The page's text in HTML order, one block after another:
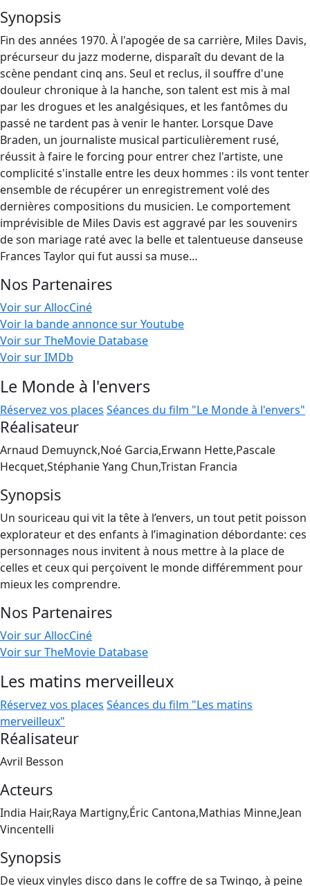
Synopsis
Fin des années 1970. À l'apogée de sa carrière, Miles Davis,
précurseur du jazz moderne, disparaît du devant de la
scène pendant cinq ans. Seul et reclus, il souffre d'une
douleur chronique à la hanche, son talent est mis à mal
par les drogues et les analgésiques, et les fantômes du
passé ne tardent pas à venir le hanter. Lorsque Dave
Braden, un journaliste musical particulièrement rusé,
réussit à faire le forcing pour entrer chez l'artiste, une
complicité s'installe entre les deux hommes : ils vont tenter
ensemble de récupérer un enregistrement volé des
dernières compositions du musicien. Le comportement
imprévisible de Miles Davis est aggravé par les souvenirs
de son mariage raté avec la belle et talentueuse danseuse
Frances Taylor qui fut aussi sa muse…
Nos Partenaires
Voir sur AllocCiné
Voir la bande annonce sur Youtube
Voir sur TheMovie Database
Voir sur IMDb
Le Monde à l'envers
Réservez vos places Séances du film "Le Monde à l'envers"
Réalisateur
Arnaud Demuynck,Noé Garcia,Erwann Hette,Pascale
Hecquet,Stéphanie Yang Chun,Tristan Francia
Synopsis
Un souriceau qui vit la tête à l’envers, un tout petit poisson
explorateur et des enfants à l’imagination débordante: ces
personnages nous invitent à nous mettre à la place de
celles et ceux qui perçoivent le monde différemment pour
mieux les comprendre.
Nos Partenaires
Voir sur AllocCiné
Voir sur TheMovie Database
Les matins merveilleux
Réservez vos places Séances du film "Les matins
merveilleux"
Réalisateur
Avril Besson
Acteurs
India Hair,Raya Martigny,Éric Cantona,Mathias Minne,Jean
Vincentelli
Synopsis
De vieux vinyles disco dans le coffre de sa Twingo, à peine